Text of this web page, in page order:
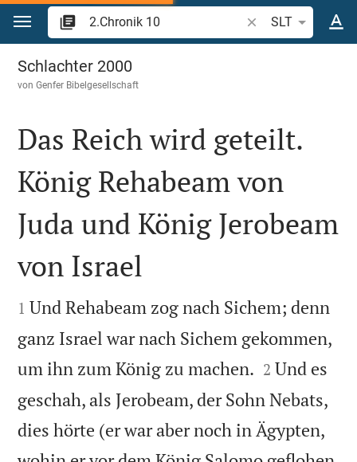
Zum Inhalt springen
Bibelstelle oder
SLT
2.Chronik 10
Schlachter 2000
vonGenfer Bibelgesellschaft

Das Reich wird geteilt.
König Rehabeam von
Juda und König Jerobeam
von Israel

1 Und Rehabeam zog nach Sichem; denn
ganz Israel war nach Sichem gekommen,
um ihn zum König zu machen. 

2 Und es
geschah, als Jerobeam, der Sohn Nebats,
dies hörte (er war aber noch in Ägypten,